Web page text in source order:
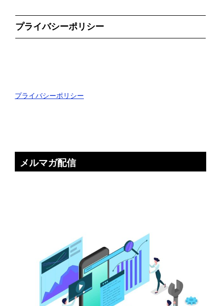
プライバシーポリシー
プライバシーポリシー
メルマガ配信